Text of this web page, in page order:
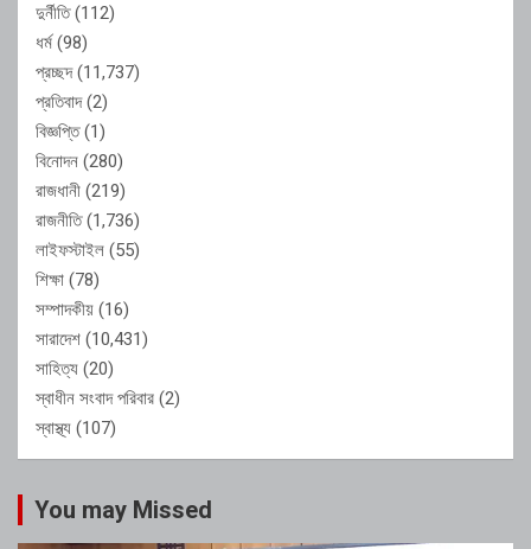
দুর্নীতি(112)
ধর্ম(98)
প্রচ্ছদ(11,737)
প্রতিবাদ(2)
বিজ্ঞপ্তি(1)
বিনোদন (280)
রাজধানী (219)
রাজনীতি(1,736)
লাইফস্টাইল (55)
শিক্ষা (78)
সম্পাদকীয় (16)
সারাদেশ (10,431)
সাহিত্য (20)
স্বাধীন সংবাদ পরিবার (2)
স্বাস্থ্য (107)
You may Missed